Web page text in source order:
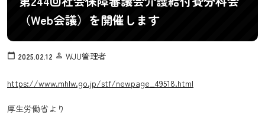
（Web会議）を開催します
calendar_today 2025.02.12 person_outline WJU管理者
https://www.mhlw.go.jp/stf/newpage_49518.html
厚生労働省より